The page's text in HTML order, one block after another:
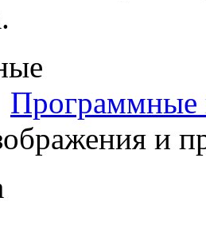
Программные
и